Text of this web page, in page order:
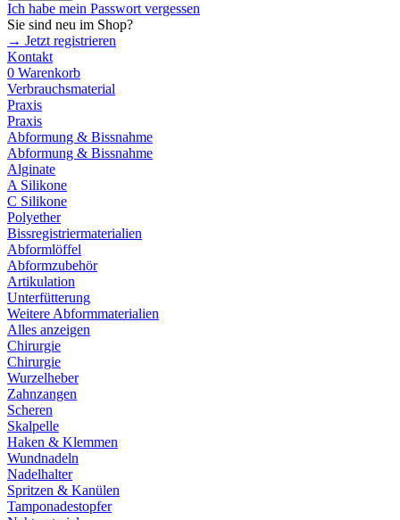
Ich habe mein Passwort vergessen
Sie sind neu im Shop?
→ Jetzt registrieren
Kontakt
0 Warenkorb
Verbrauchsmaterial
Praxis
Praxis
Abformung & Bissnahme
Abformung & Bissnahme
Alginate
A Silikone
C Silikone
Polyether
Bissregistriermaterialien
Abformlöffel
Abformzubehör
Artikulation
Unterfütterung
Weitere Abformmaterialien
Alles anzeigen
Chirurgie
Chirurgie
Wurzelheber
Zahnzangen
Scheren
Skalpelle
Haken & Klemmen
Wundnadeln
Nadelhalter
Spritzen & Kanülen
Tamponadestopfer